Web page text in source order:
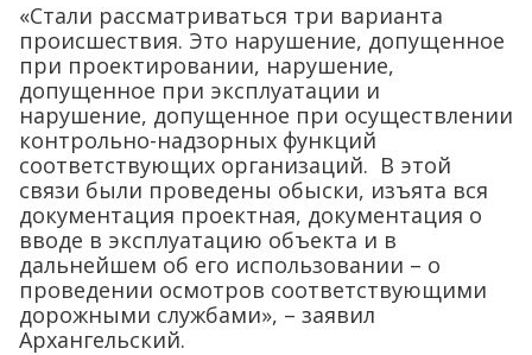
«Стали рассматриваться три варианта
происшествия. Это нарушение, допущенное
при проектировании, нарушение,
допущенное при эксплуатации и
нарушение, допущенное при осуществлении
контрольно-надзорных функций
соответствующих организаций. В этой
связи были проведены обыски, изъята вся
документация проектная, документация о
вводе в эксплуатацию объекта и в
дальнейшем об его использовании – о
проведении осмотров соответствующими
дорожными службами», – заявил
Архангельский.